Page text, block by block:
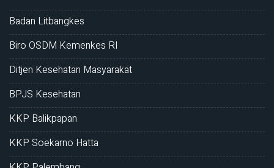
Badan Litbangkes
Biro OSDM Kemenkes RI
Ditjen Kesehatan Masyarakat
BPJS Kesehatan
KKP Balikpapan
KKP Soekarno Hatta